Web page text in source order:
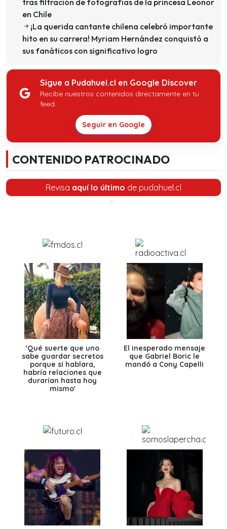
en Chile
¡La querida cantante chilena celebró importante
hito en su carrera! Myriam Hernández conquistó a
sus fanáticos con significativo logro
Sigue a Pudahuel.cl en Google Discover
Recibe nuestros contenidos directamente en tu
feed.
Seguir en Google
CONTENIDO PATROCINADO
Revisa aquí lo último de pudahuel.cl
'Qué suerte que uno
sabe guardar secretos
porque si hablara,
habría relaciones que
durarían hasta hoy
mismo'
El inesperado mensaje
que Gabriel Boric le
mandó a Cony Capelli